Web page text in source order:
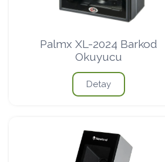
Palmx XL-2024 Barkod
Okuyucu
Detay